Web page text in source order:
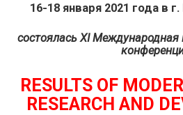
16-18 января 2021 года в
состоялась XI Международная
RESULTS OF
RESEARCH AND